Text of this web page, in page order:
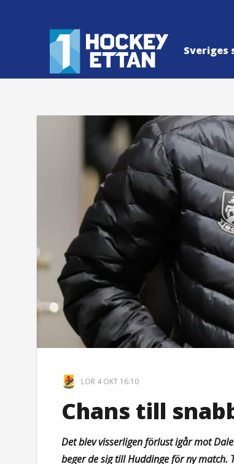
Sveriges
LÖR 4 OKT 16:10
Chans till
Det blev visserligen förlust igår mot
beger de sig till Huddinge för ny